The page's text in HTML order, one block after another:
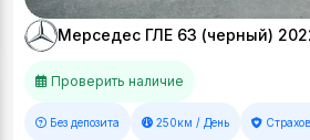
Мерседес ГЛЕ 63 (черный)
Проверить наличие
Без депозита 250км / День